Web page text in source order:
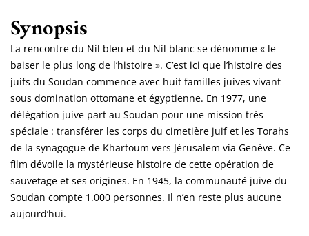
Synopsis
La rencontre du Nil bleu et du Nil blanc se dénomme « le
baiser le plus long de l’histoire ». C’est ici que l’histoire des
juifs du Soudan commence avec huit familles juives vivant
sous domination ottomane et égyptienne. En 1977, une
délégation juive part au Soudan pour une mission très
spéciale : transférer les corps du cimetière juif et les Torahs
de la synagogue de Khartoum vers Jérusalem via Genève. Ce
film dévoile la mystérieuse histoire de cette opération de
sauvetage et ses origines. En 1945, la communauté juive du
Soudan compte 1.000 personnes. Il n’en reste plus aucune
aujourd’hui.